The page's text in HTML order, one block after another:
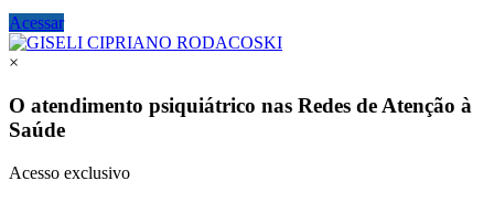
Acessar
×
O atendimento psiquiátrico nas Redes de Atenção à
Saúde
Acesso exclusivo